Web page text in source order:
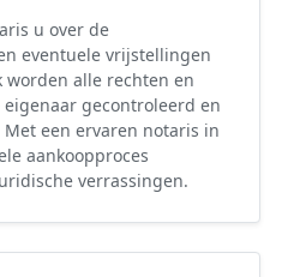
u over de
eventuele vrijstellingen
worden alle rechten en
gecontroleerd en
een ervaren notaris in
aankoopproces
verrassingen.